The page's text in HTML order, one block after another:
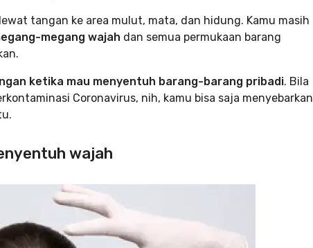
tangan ke area mulut, mata, dan hidung. Kamu masih
megang wajah dan semua permukaan barang
ketika mau menyentuh barang-barang pribadi. Bila
Coronavirus, nih, kamu bisa saja menyebarkan
wajah